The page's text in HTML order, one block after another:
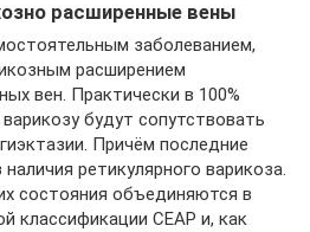
расширенные вены
заболеванием,
расширением
вен. Практически в 100%
будут сопутствовать
Причём последние
ретикулярного варикоза.
состояния объединяются в
классификации СЕАР и, как